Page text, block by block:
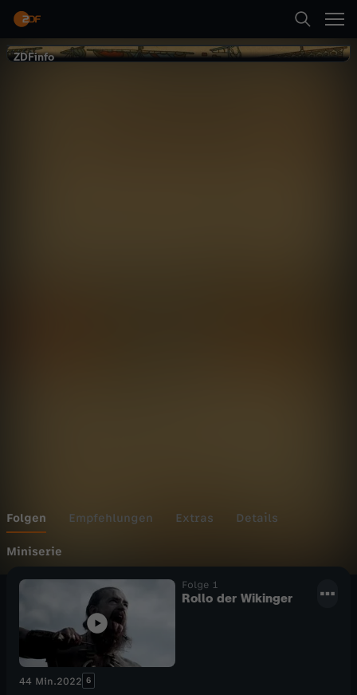
Suche
ZDFinfo ZDFinfo
Folgen Empfehlungen Extras Details
Miniserie
Folge 1
Rollo der Wikinger
44 Min.2022 6